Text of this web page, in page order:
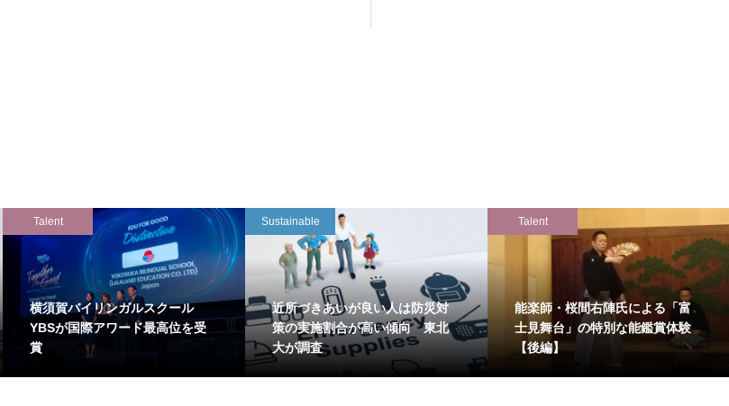
Talent
横須賀バイリンガルスクール
YBSが国際アワード最高位を受
賞
Sustainable
近所づきあいが良い人は防災対
策の実施割合が高い傾向 東北
大が調査
Talent
能楽師・桜間右陣氏による「富
士見舞台」の特別な能鑑賞体験
【後編】